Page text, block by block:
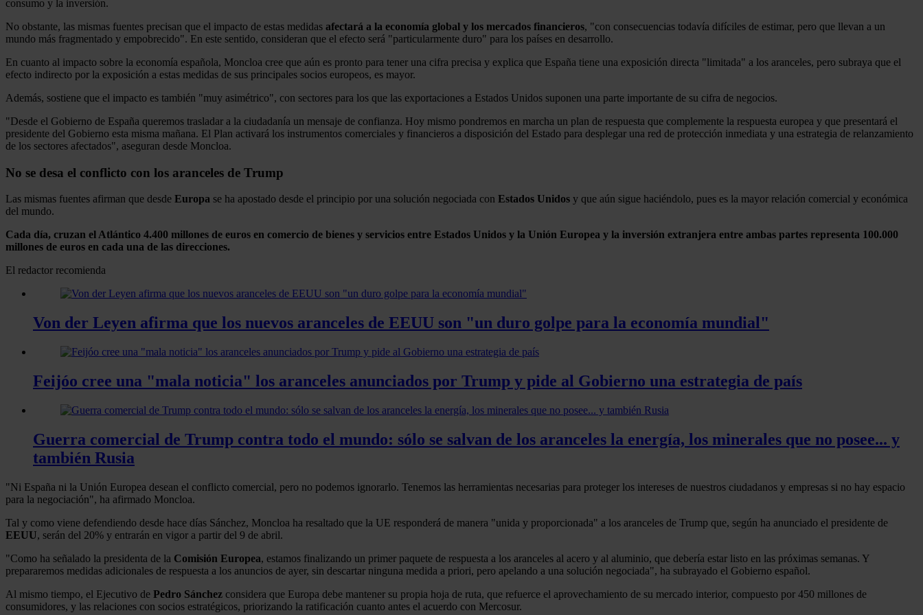
consumo y la inversión.
No obstante, las mismas fuentes precisan que el impacto de estas medidas afectará a la economía global y los mercados financieros, "con consecuencias todavía difíciles de estimar, pero que llevan a un
mundo más fragmentado y empobrecido". En este sentido, consideran que el efecto será "particularmente duro" para los países en desarrollo.
En cuanto al impacto sobre la economía española, Moncloa cree que aún es pronto para tener una cifra precisa y explica que España tiene una exposición directa "limitada" a los aranceles, pero subraya que el
efecto indirecto por la exposición a estas medidas de sus principales socios europeos, es mayor.
Además, sostiene que el impacto es también "muy asimétrico", con sectores para los que las exportaciones a Estados Unidos suponen una parte importante de su cifra de negocios.
"Desde el Gobierno de España queremos trasladar a la ciudadanía un mensaje de confianza. Hoy mismo pondremos en marcha un plan de respuesta que complemente la respuesta europea y que presentará el
presidente del Gobierno esta misma mañana. El Plan activará los instrumentos comerciales y financieros a disposición del Estado para desplegar una red de protección inmediata y una estrategia de relanzamiento
de los sectores afectados", aseguran desde Moncloa.
No se desa el conflicto con los aranceles de Trump
Las mismas fuentes afirman que desde Europa se ha apostado desde el principio por una solución negociada con Estados Unidos y que aún sigue haciéndolo, pues es la mayor relación comercial y económica
del mundo.
Cada día, cruzan el Atlántico 4.400 millones de euros en comercio de bienes y servicios entre Estados Unidos y la Unión Europea y la inversión extranjera entre ambas partes representa 100.000
millones de euros en cada una de las direcciones.
El redactor recomienda
Von der Leyen afirma que los nuevos aranceles de EEUU son "un duro golpe para la economía mundial"
Feijóo cree una "mala noticia" los aranceles anunciados por Trump y pide al Gobierno una estrategia de país
Guerra comercial de Trump contra todo el mundo: sólo se salvan de los aranceles la energía, los minerales que no posee... y
también Rusia
"Ni España ni la Unión Europea desean el conflicto comercial, pero no podemos ignorarlo. Tenemos las herramientas necesarias para proteger los intereses de nuestros ciudadanos y empresas si no hay espacio
para la negociación", ha afirmado Moncloa.
Tal y como viene defendiendo desde hace días Sánchez, Moncloa ha resaltado que la UE responderá de manera "unida y proporcionada" a los aranceles de Trump que, según ha anunciado el presidente de
EEUU, serán del 20% y entrarán en vigor a partir del 9 de abril.
"Como ha señalado la presidenta de la Comisión Europea, estamos finalizando un primer paquete de respuesta a los aranceles al acero y al aluminio, que debería estar listo en las próximas semanas. Y
prepararemos medidas adicionales de respuesta a los anuncios de ayer, sin descartar ninguna medida a priori, pero apelando a una solución negociada", ha subrayado el Gobierno español.
Al mismo tiempo, el Ejecutivo de Pedro Sánchez considera que Europa debe mantener su propia hoja de ruta, que refuerce el aprovechamiento de su mercado interior, compuesto por 450 millones de
consumidores, y las relaciones con socios estratégicos, priorizando la ratificación cuanto antes el acuerdo con Mercosur.